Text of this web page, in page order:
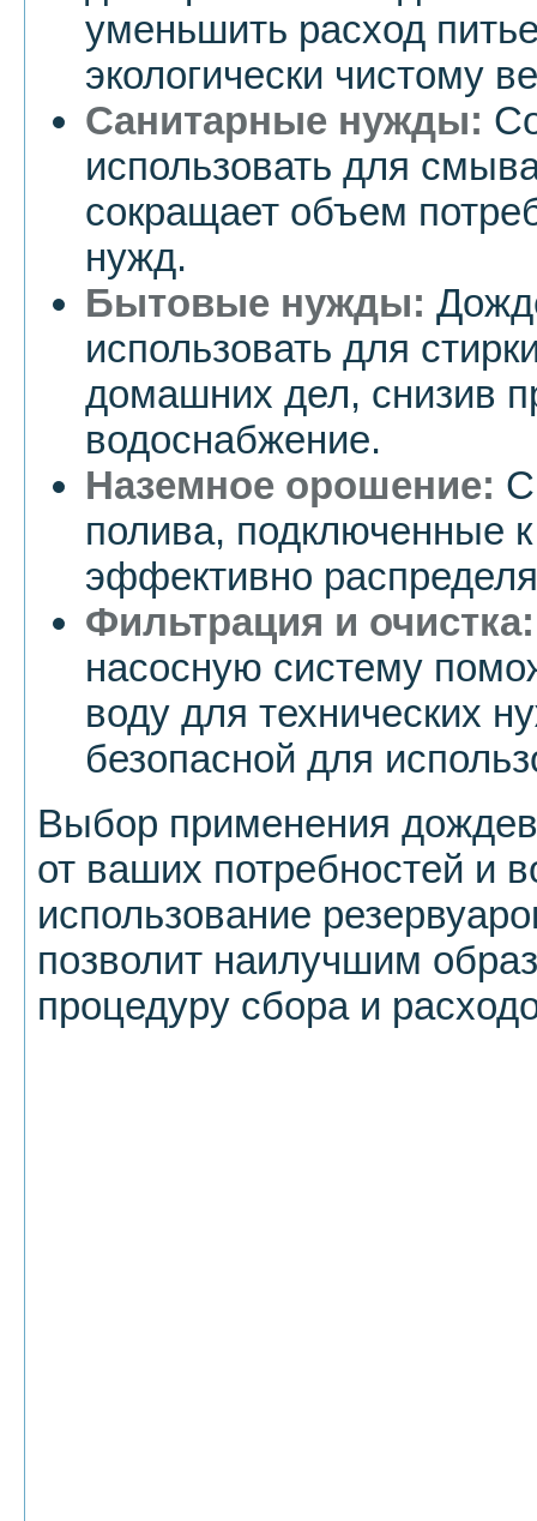
уменьшить расход
экологически чистому
Санитарные нужды:
использовать для
сокращает объем
нужд.
Бытовые нужды:
использовать для
домашних дел, снизив
водоснабжение.
Наземное орошение:
полива, подключенные
эффективно
Фильтрация и очистка:
насосную систему
воду для технических
безопасной для
Выбор применения
от ваших потребностей и
использование
позволит наилучшим
процедуру сбора и